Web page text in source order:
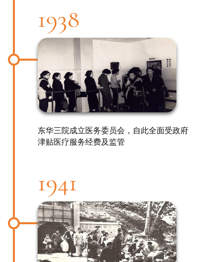
1938
东华三院成立医务委员会，自此全面受政府
津贴医疗服务经费及监管
1941